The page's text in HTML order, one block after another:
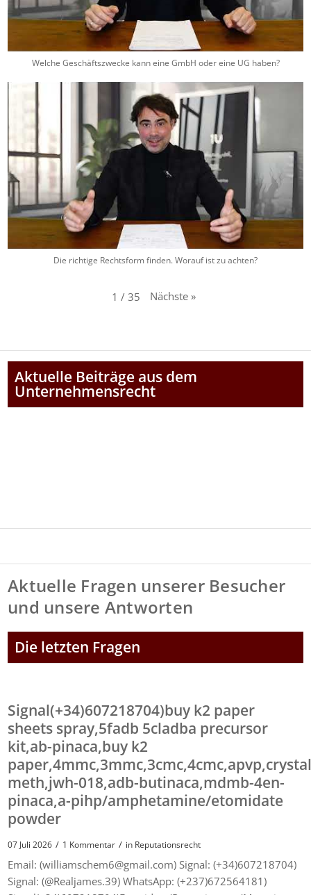
Welche Geschäftszwecke kann eine GmbH oder eine UG haben?
Die richtige Rechtsform finden. Worauf ist zu achten?
1 / 35 Nächste »
Aktuelle Beiträge aus dem
Unternehmensrecht
Aktuelle Fragen unserer Besucher
und unsere Antworten
Die letzten Fragen
Signal(+34)607218704)buy k2 paper
sheets spray,5fadb 5cladba precursor
kit,ab-pinaca,buy k2
meth,jwh-018,adb-butinaca,mdmb-4en-
pinaca,a-pihp/amphetamine/etomidate
powder
07 Juli 2026 / 1 Kommentar / in Reputationsrecht
Email: (williamschem6@gmail.com) Signal: (+34)607218704)
Signal: (@Realjames.39) WhatsApp: (+237)672564181)